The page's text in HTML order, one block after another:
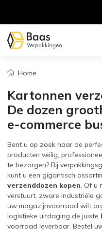
Home
Kartonnen
De dozen
e-commerce
Bent u op zoek naar de
producten veilig,
te bezorgen? Bij
kunt u een gigantisch
verzenddozen kopen. Of u
verstuurt, zware industriële
uw magazijnvoorraad wilt
logistieke uitdaging de juiste
voorraad leverbaar. Bestel